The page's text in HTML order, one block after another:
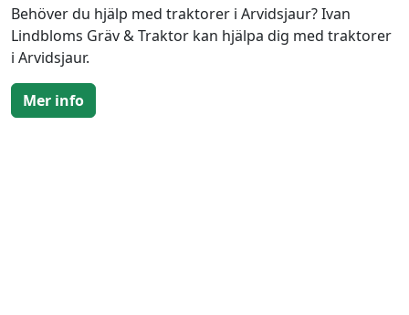
Behöver du hjälp med traktorer i Arvidsjaur? Ivan
Lindbloms Gräv & Traktor kan hjälpa dig med traktorer
i Arvidsjaur.
Mer info